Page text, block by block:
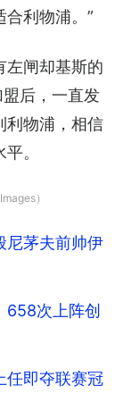
合利物浦。”
左闸却基斯的
后，一直发
利物浦，相信
。
）
茅夫前帅伊
次上阵创
即夺联赛冠